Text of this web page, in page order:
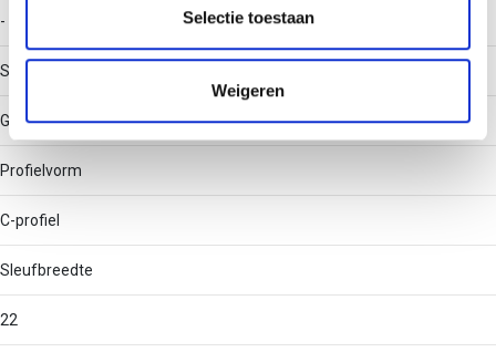
partners kunnen deze gegevens combineren met andere
informatie die u aan ze heeft verstrekt of die ze hebben
verzameld op basis van uw gebruik van hun services.
Selectie toestaan
Weigeren
-
Soort perforatie
Geen
Profielvorm
C-profiel
Sleufbreedte
22